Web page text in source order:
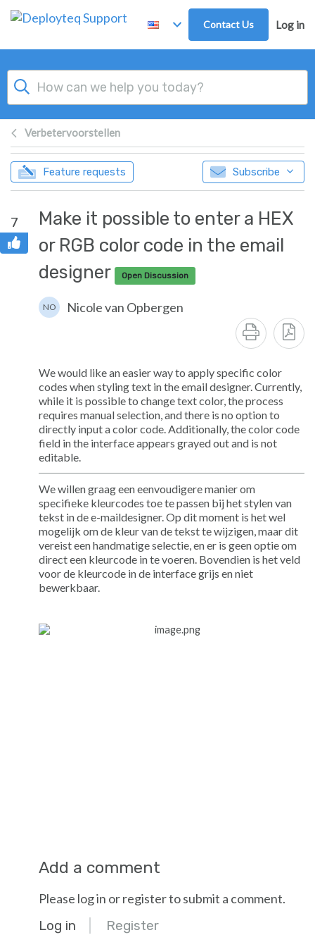
Skip to main content
Contact Us Log in
Verbetervoorstellen
Feature requests Subscribe
7
Make it possible to enter a HEX
or RGB color code in the email
designer
Open Discussion
NO Nicole van Opbergen
We would like an easier way to apply specific color
codes when styling text in the email designer. Currently,
while it is possible to change text color, the process
requires manual selection, and there is no option to
directly input a color code. Additionally, the color code
field in the interface appears grayed out and is not
editable.
We willen graag een eenvoudigere manier om
specifieke kleurcodes toe te passen bij het stylen van
tekst in de e-maildesigner. Op dit moment is het wel
mogelijk om de kleur van de tekst te wijzigen, maar dit
vereist een handmatige selectie, en er is geen optie om
direct een kleurcode in te voeren. Bovendien is het veld
voor de kleurcode in de interface grijs en niet
bewerkbaar.
Add a comment
Please log in or register to submit a comment.
Log in Register